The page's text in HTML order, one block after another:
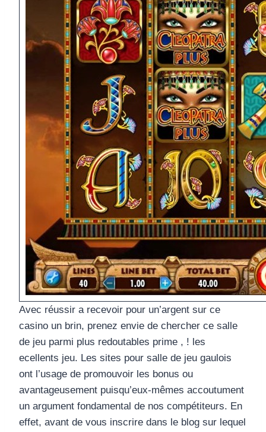
Avec réussir a recevoir pour un’argent sur ce
casino un brin, prenez envie de chercher ce salle
de jeu parmi plus redoutables prime , ! les
ecellents jeu. Les sites pour salle de jeu gaulois
ont l’usage de promouvoir les bonus ou
avantageusement puisqu’eux-mêmes accoutument
un argument fondamental de nos compétiteurs. En
effet, avant de vous inscrire dans le blog sur lequel